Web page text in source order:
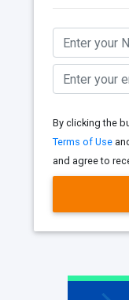
By clicking the
Terms of Use
and agree to